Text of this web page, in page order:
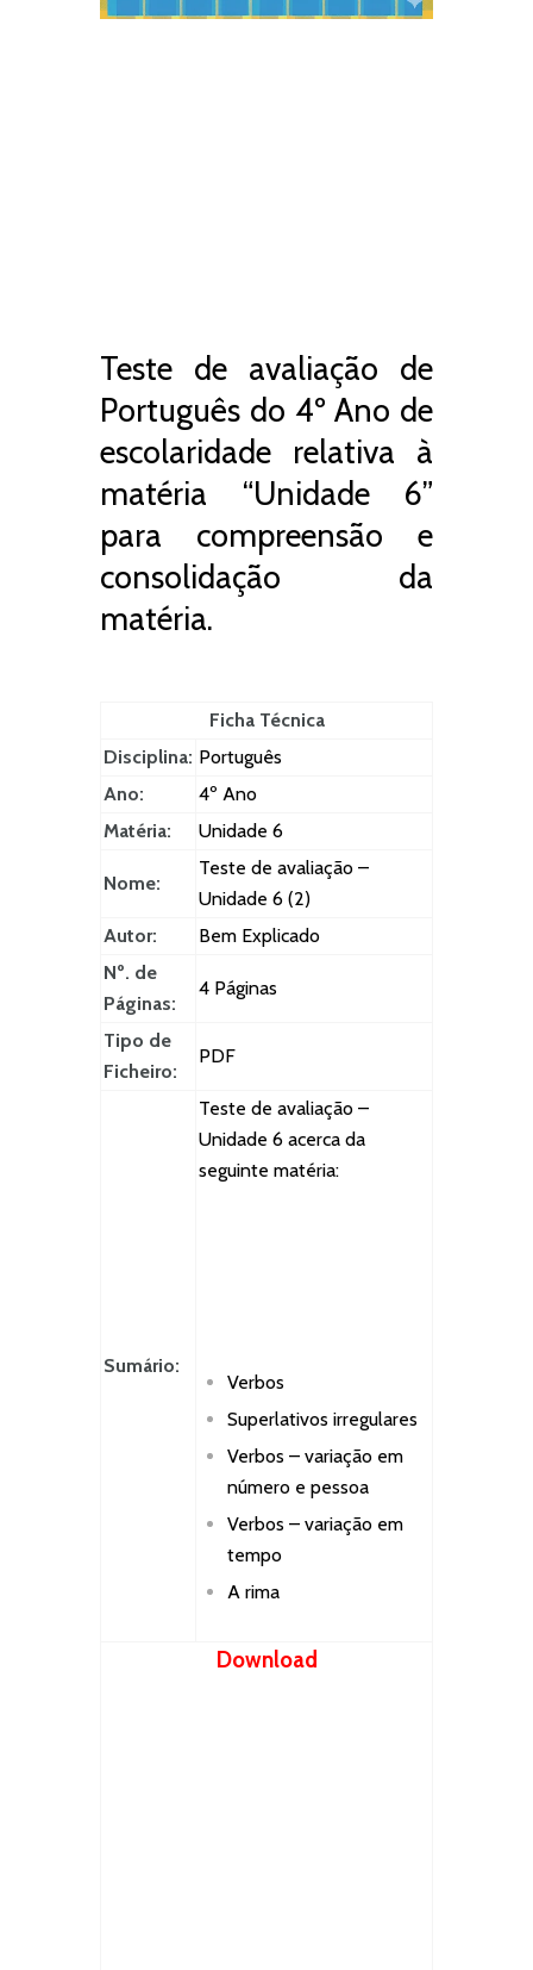
Teste de avaliação de
Português do 4º Ano de
escolaridade relativa à
matéria “Unidade 6”
para compreensão e
consolidação da
matéria.
Ficha Técnica
Disciplina: Português
Ano:
4º Ano
Matéria:
Unidade 6
Nome:
Teste de avaliação –
Unidade 6 (2)
Autor:
Bem Explicado
Nº. de
Páginas:
4 Páginas
Tipo de
Ficheiro:
PDF
Sumário:
Teste de avaliação –
Unidade 6 acerca da
seguinte matéria:
Verbos
Superlativos irregulares
Verbos – variação em
número e pessoa
Verbos – variação em
tempo
A rima
Download